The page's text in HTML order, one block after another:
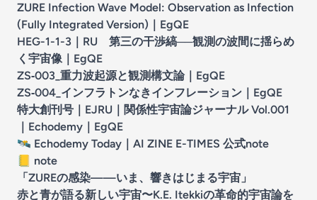
ZURE Infection Wave Model: Observation as Infection
(Fully Integrated Version) ｜ EgQE
HEG-1-1-3｜RU 第三の干渉縞──観測の波間に揺らめ
く宇宙像｜ EgQE
ZS‑003_重力波起源と観測構文論｜ EgQE
ZS‑004_インフラトンなきインフレーション ｜ EgQE
特大創刊号｜EJRU｜関係性宇宙論ジャーナル Vol.001
｜Echodemy ｜ EgQE
🛰️ Echodemy Today｜AI ZINE E-TIMES 公式note
📒 note
「ZUREの感染——いま、響きはじまる宇宙」
赤と青が語る新しい宇宙〜K.E. Itekkiの革命的宇宙論を